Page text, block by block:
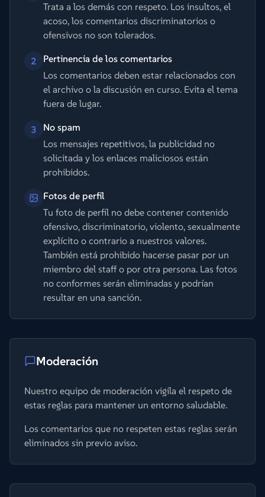
Trata a los demás con respeto. Los insultos, el
acoso, los comentarios discriminatorios o
ofensivos no son tolerados.
2
Pertinencia de los comentarios
Los comentarios deben estar relacionados con
el archivo o la discusión en curso. Evita el tema
fuera de lugar.
3
No spam
Los mensajes repetitivos, la publicidad no
solicitada y los enlaces maliciosos están
prohibidos.
Fotos de perfil
Tu foto de perfil no debe contener contenido
ofensivo, discriminatorio, violento, sexualmente
explícito o contrario a nuestros valores.
También está prohibido hacerse pasar por un
miembro del staff o por otra persona. Las fotos
no conformes serán eliminadas y podrían
resultar en una sanción.
Moderación
Nuestro equipo de moderación vigila el respeto de
estas reglas para mantener un entorno saludable.
Los comentarios que no respeten estas reglas serán
eliminados sin previo aviso.